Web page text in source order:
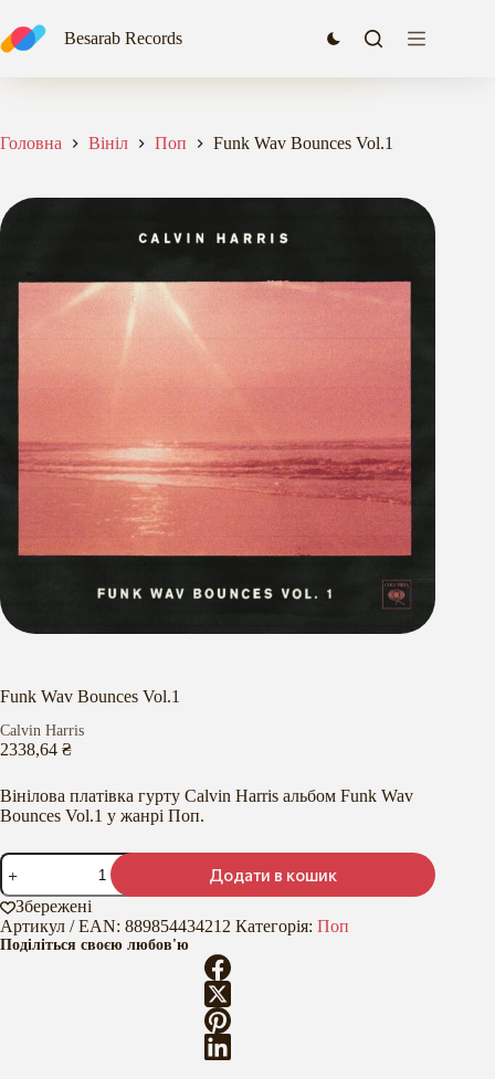
до
вмісту
Funk Wav Bounces Vol.1
2338,64₴
Додати в кошик
Besarab Records
Головна Вініл Поп Funk Wav Bounces Vol.1
Funk Wav Bounces Vol.1
Calvin Harris
2338,64 ₴
Вінілова платівка гурту Calvin Harris альбом Funk Wav
Bounces Vol.1 у жанрі Поп.
Funk
Wav
Bounces
Vol.1
кількість
Додати в кошик
Збережені
Артикул / EAN: 889854434212 Категорія: Поп
Поділіться своєю любов'ю